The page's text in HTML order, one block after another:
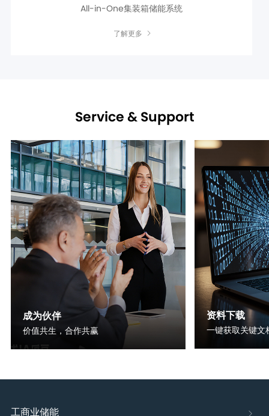
All-in-One集装箱储能系统
了解更多
Service & Support
成为伙伴
价值共生，合作共赢
资料下载
一键获取关键文
工商业储能